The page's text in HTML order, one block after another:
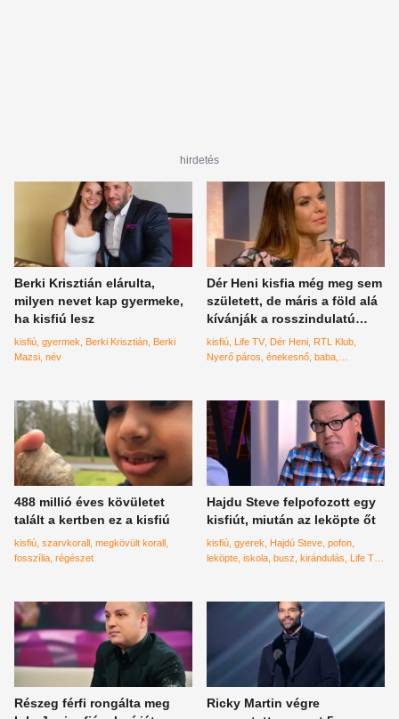
hirdetés
Berki Krisztián elárulta,
milyen nevet kap gyermeke,
ha kisfiú lesz
kisfiú gyermek Berki Krisztián Berki
Mazsi név
Dér Heni kisfia még meg sem
született, de máris a föld alá
kívánják a rosszindulatú
kommentelők
kisfiú Life TV Dér Heni RTL Klub
Nyerő páros énekesnő baba
488 millió éves kövületet
talált a kertben ez a kisfiú
kisfiú szarvkorall megkövült korall
fosszília régészet
Hajdu Steve felpofozott egy
kisfiút, miután az leköpte őt
kisfiú gyerek Hajdú Steve pofon
leköpte iskola busz kirándulás
Life TV
Részeg férfi rongálta meg
Ricky Martin végre